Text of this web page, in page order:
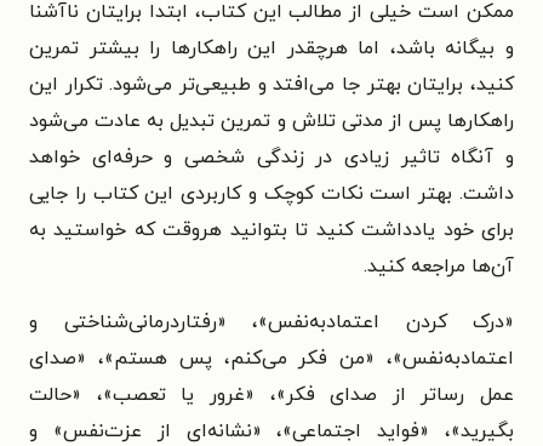
ممکن است خیلی از مطالب این کتاب، ابتدا برایتان ناآشنا
و بیگانه باشد، اما هرچقدر این راهکارها را بیشتر تمرین
کنید، برایتان بهتر جا می‌افتد و طبیعی‌تر می‌شود. تکرار این
راهکارها پس از مدتی تلاش و تمرین تبدیل به عادت می‌شود
و آنگاه تاثیر زیادی در زندگی شخصی و حرفه‌ای خواهد
داشت. بهتر است نکات کوچک و کاربردی این کتاب را جایی
برای خود یادداشت کنید تا بتوانید هروقت که خواستید به
آن‌ها مراجعه کنید.
«درک کردن اعتمادبه‌نفس»، «رفتاردرمانی‌شناختی و
اعتمادبه‌نفس»، «من فکر می‌کنم، پس هستم»، «صدای
عمل رساتر از صدای فکر»، «غرور یا تعصب»، «حالت
بگیرید»، «فواید اجتماعی»، «نشانه‌ای از عزت‌نفس» و